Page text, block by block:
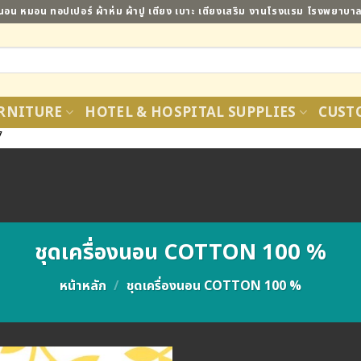
น หมอน ทอปเปอร์ ผ้าห่ม ผ้าปู เตียง เบาะ เตียงเสริม งานโรงแรม โรงพยาบา
HOTEL & HOSPITAL SUPPLIES
ชุดเครื่องนอน COTTON 100 %
หน้าหลัก / ชุดเครื่องนอน COTTON 100 %